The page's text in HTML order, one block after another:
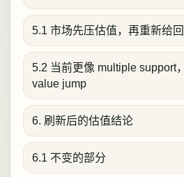
5.1 市场先压估值，再重新给
5.2 当前更像 multiple support
value jump
6. 刷新后的估值结论
6.1 不变的部分